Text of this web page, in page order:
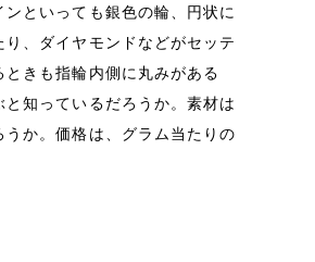
といっても銀色の輪、円状に
、ダイヤモンドなどがセッテ
きも指輪内側に丸みがある
知っているだろうか。素材は
か。価格は、グラム当たりの